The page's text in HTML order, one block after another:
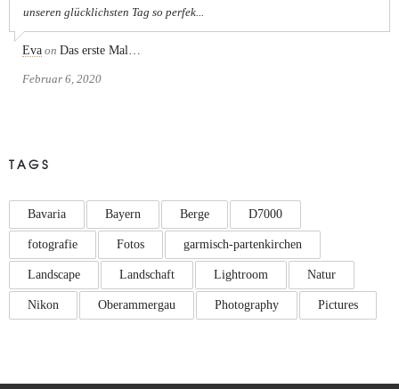
unseren glücklichsten Tag so perfek...
Eva on Das erste Mal…
Februar 6, 2020
TAGS
Bavaria Bayern Berge D7000
fotografie Fotos garmisch-partenkirchen
Landscape Landschaft Lightroom Natur
Nikon Oberammergau Photography Pictures